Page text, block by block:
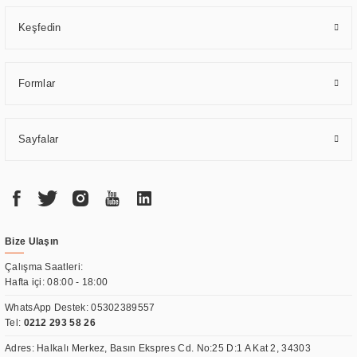
Keşfedin
Formlar
Sayfalar
Bize Ulaşın
Çalışma Saatleri:
Hafta içi: 08:00 - 18:00
WhatsApp Destek:05302389557
Tel: 0212 293 58 26
Adres: Halkalı Merkez, Basın Ekspres Cd. No:25 D:1 A Kat 2, 34303